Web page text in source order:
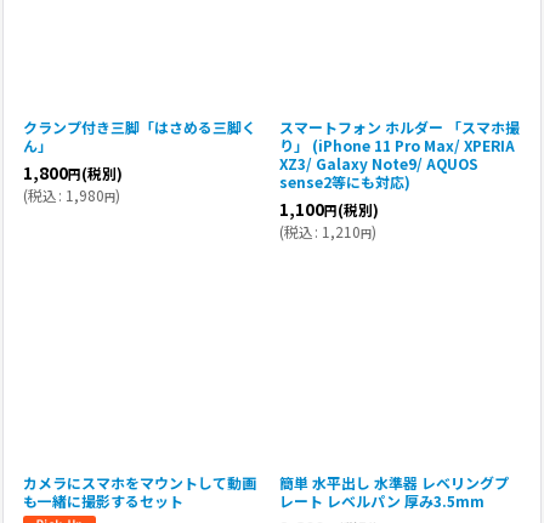
クランプ付き三脚「はさめる三脚く
ん」
1,800円(税別)
(税込: 1,980円)
スマートフォン ホルダー 「スマホ撮
り」 (iPhone 11 Pro Max/ XPERIA
XZ3/ Galaxy Note9/ AQUOS
sense2等にも対応)
1,100円(税別)
(税込: 1,210円)
カメラにスマホをマウントして動画
も一緒に撮影するセット
簡単 水平出し 水準器 レベリングプ
レート レベルパン 厚み3.5mm